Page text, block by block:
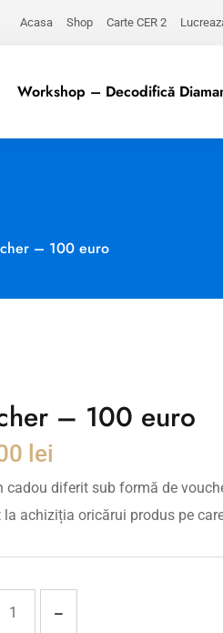
Acasa Shop Carte CER 2
Workshop – Decodifică
– 100 euro
– 100 euro
lei
cadou diferit sub formă de
achiziția oricărui produs pe